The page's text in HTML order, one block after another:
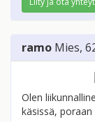
ramo Mies,
Olen
käsissä, poraan